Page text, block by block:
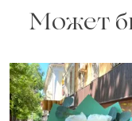
Может